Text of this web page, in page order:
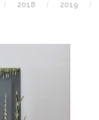
2018 2019